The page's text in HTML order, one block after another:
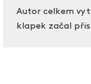
Autor celkem
klapek začal